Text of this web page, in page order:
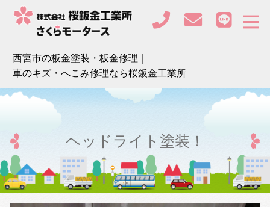
西宮市の板金塗装・板金修理｜
車のキズ・へこみ修理なら桜鈑金工業所
ヘッドライト塗装！